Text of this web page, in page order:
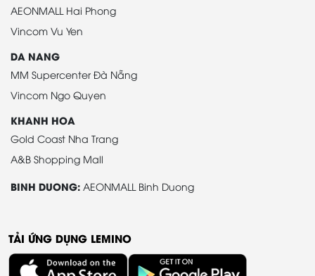
AEONMALL Hai Phong
Vincom Vu Yen
DA NANG
MM Supercenter Đà Nẵng
Vincom Ngo Quyen
KHANH HOA
Gold Coast Nha Trang
A&B Shopping Mall
BINH DUONG: AEONMALL Binh Duong
TẢI ỨNG DỤNG LEMINO